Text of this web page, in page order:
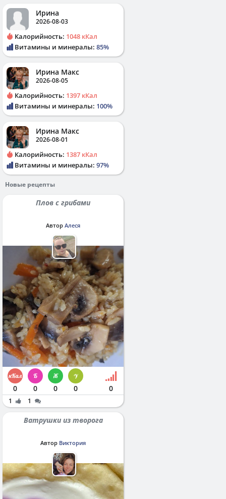
Ирина
2026-08-03
Калорийность: 1048 кКал
Витамины и минералы: 85%
Ирина Макс
2026-08-05
Калорийность: 1397 кКал
Витамины и минералы: 100%
Ирина Макс
2026-08-01
Калорийность: 1387 кКал
Витамины и минералы: 97%
Новые рецепты
Плов с грибами
Автор Алеся
0 0 0 0 0
1 1
Ватрушки из творога
Автор Виктория